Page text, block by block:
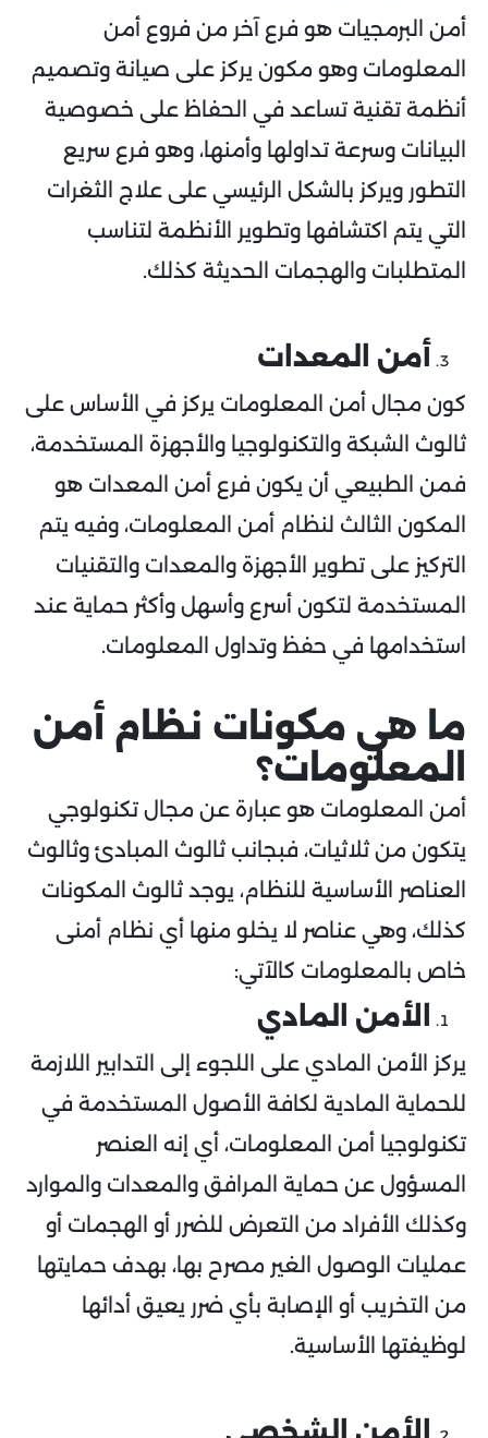
أمن البرمجيات هو فرع آخر من فروع أمن
المعلومات وهو مكون يركز على صيانة وتصميم
أنظمة تقنية تساعد في الحفاظ على خصوصية
البيانات وسرعة تداولها وأمنها، وهو فرع سريع
التطور ويركز بالشكل الرئيسي على علاج الثغرات
التي يتم اكتشافها وتطوير الأنظمة لتناسب
المتطلبات والهجمات الحديثة كذلك.
أمن المعدات
كون مجال أمن المعلومات يركز في الأساس على
ثالوث الشبكة والتكنولوجيا والأجهزة المستخدمة،
فمن الطبيعي أن يكون فرع أمن المعدات هو
المكون الثالث لنظام أمن المعلومات، وفيه يتم
التركيز على تطوير الأجهزة والمعدات والتقنيات
المستخدمة لتكون أسرع وأسهل وأكثر حماية عند
استخدامها في حفظ وتداول المعلومات.
ما هي مكونات نظام أمن
المعلومات؟
أمن المعلومات هو عبارة عن مجال تكنولوجي
يتكون من ثلاثيات، فبجانب ثالوث المبادئ وثالوث
العناصر الأساسية للنظام، يوجد ثالوث المكونات
كذلك، وهي عناصر لا يخلو منها أي نظام أمنى
خاص بالمعلومات كالآتي:
الأمن المادي
يركز الأمن المادي على اللجوء إلى التدابير اللازمة
للحماية المادية لكافة الأصول المستخدمة في
تكنولوجيا أمن المعلومات، أي إنه العنصر
المسؤول عن حماية المرافق والمعدات والموارد
وكذلك الأفراد من التعرض للضرر أو الهجمات أو
عمليات الوصول الغير مصرح بها، بهدف حمايتها
من التخريب أو الإصابة بأي ضرر يعيق أدائها
لوظيفتها الأساسية.